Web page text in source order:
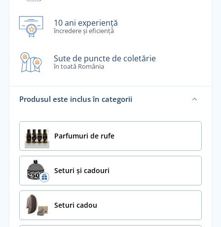
10 ani experiență
încredere și eficiență
Sute de puncte de coletărie
în toată România
Produsul este inclus în categorii
Parfumuri de rufe
Seturi și cadouri
Seturi cadou